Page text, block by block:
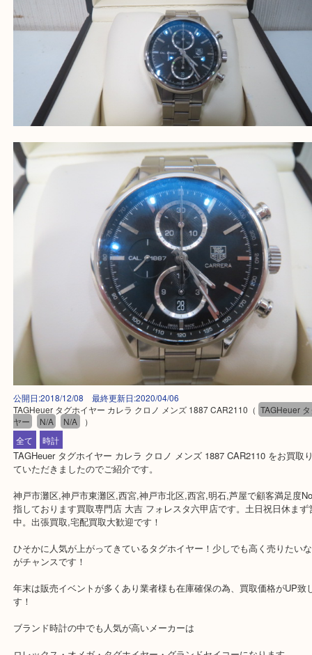
公開日:2018/12/08 最終更新日:2020/04/06
TAGHeuer タグホイヤー カレラ クロノ メンズ 1887 CAR2110（
ヤー
N/A N/A ）
TAGHeuer タグホイヤー カレラ クロノ メンズ 1887 CAR2110 をお
ていただきましたのでご紹介です。
神戸市灘区,神戸市東灘区,西宮,神戸市北区,西宮,明石,芦屋で顧客満
指しております買取専門店 大吉 フォレスタ六甲店です。土日祝日
中。出張買取,宅配買取大歓迎です！